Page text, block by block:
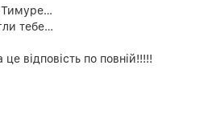
Тимуре…
тебе…
відповість по повній!!!!!